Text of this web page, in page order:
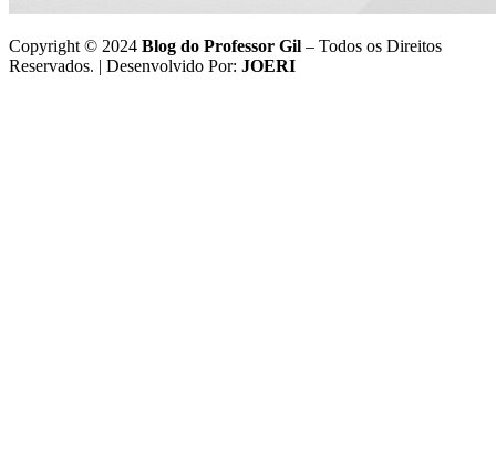
Copyright © 2024 Blog do Professor Gil – Todos os Direitos
Reservados. | Desenvolvido Por: JOERI